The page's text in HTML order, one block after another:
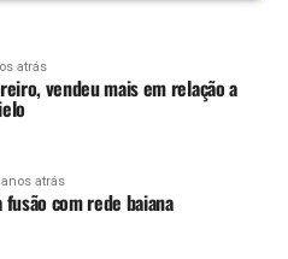
atrás
vendeu mais em relação a
anos atrás
fusão com rede baiana